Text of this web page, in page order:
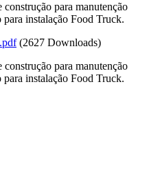
para manutenção
instalação Food Truck.
(2627 Downloads)
para manutenção
instalação Food Truck.